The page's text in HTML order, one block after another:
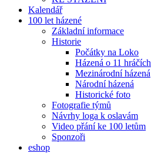
Kalendář
100 let házené
Základní informace
Historie
Počátky na Loko
Házená o 11 hráčích
Mezinárodní házená
Národní házená
Historické foto
Fotografie týmů
Návrhy loga k oslavám
Video přání ke 100 letům
Sponzoři
eshop